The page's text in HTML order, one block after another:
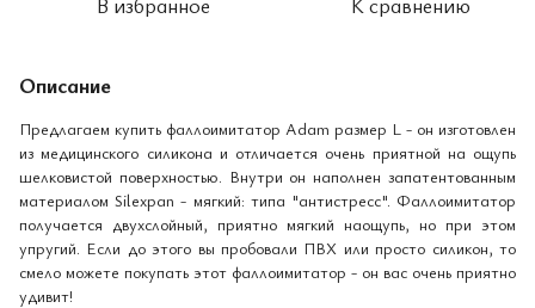
Описание
Предлагаем купить фаллоимитатор Adam размер L - он изготовлен
из медицинского силикона и отличается очень приятной на ощупь
шелковистой поверхностью. Внутри он наполнен запатентованным
материалом Silexpan - мягкий: типа "антистресс". Фаллоимитатор
получается двухслойный, приятно мягкий наощупь, но при этом
упругий. Если до этого вы пробовали ПВХ или просто силикон, то
смело можете покупать этот фаллоимитатор - он вас очень приятно
удивит!